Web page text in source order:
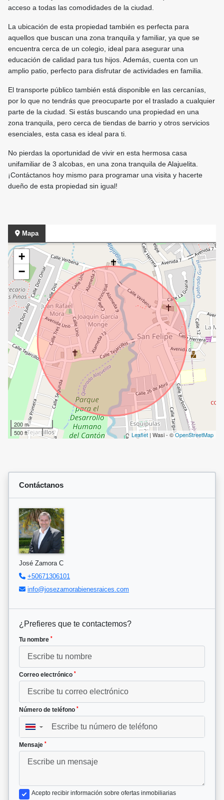
acceso a todas las comodidades de la ciudad.
La ubicación de esta propiedad también es perfecta para
aquellos que buscan una zona tranquila y familiar, ya que se
encuentra cerca de un colegio, ideal para asegurar una
educación de calidad para tus hijos. Además, cuenta con un
amplio patio, perfecto para disfrutar de actividades en familia.
El transporte público también está disponible en las cercanías,
por lo que no tendrás que preocuparte por el traslado a cualquier
parte de la ciudad. Si estás buscando una propiedad en una
zona tranquila, pero cerca de tiendas de barrio y otros servicios
esenciales, esta casa es ideal para ti.
No pierdas la oportunidad de vivir en esta hermosa casa
unifamiliar de 3 alcobas, en una zona tranquila de Alajuelita.
¡Contáctanos hoy mismo para programar una visita y hacerte
dueño de esta propiedad sin igual!
Mapa
+
−
200 m
500 ft
Leaflet | Wasi - ©OpenStreetMap
Contáctanos
José Zamora C
+50671306101
info@josezamorabienesraices.com
¿Prefieres que te contactemos?
Tu nombre *
Correo electrónico *
Número de teléfono *
▼
Mensaje *
Acepto recibir información sobre ofertas inmobiliarias